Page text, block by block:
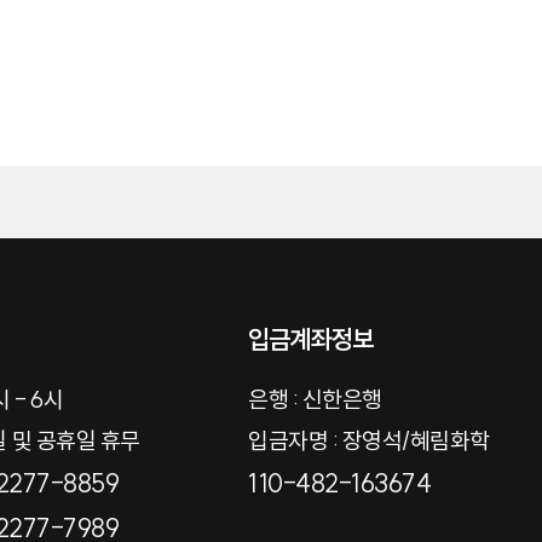
- 6시
및 공휴일 휴무
8859
7989
입금계좌정보
은행 : 신한은행
입금자명 : 장영석/혜림화학
110-482-163674